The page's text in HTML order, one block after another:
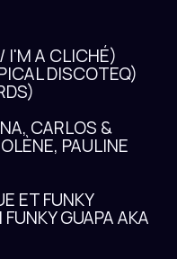
I'M A CLICHÉ)
DISCOTEQ)
CARLOS &
PAULINE
ET FUNKY
GUAPA AKA